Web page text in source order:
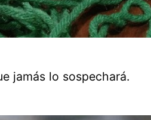
jamás lo sospechará.